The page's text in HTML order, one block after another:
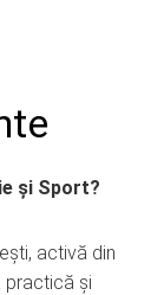
și Sport?
activă din
practică și